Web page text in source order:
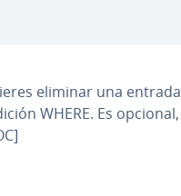
eliminar una entrada
WHERE. Es opcional,